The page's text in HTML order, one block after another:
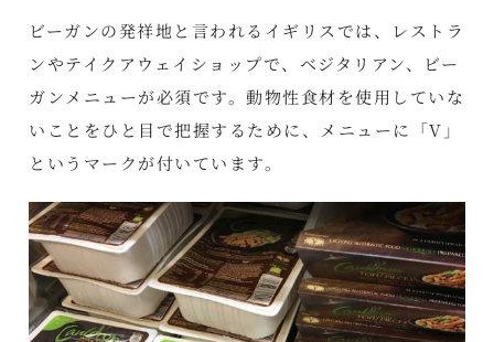
ビーガンの発祥地と言われるイギリスでは、レストラ
ンやテイクアウェイショップで、ベジタリアン、ビー
ガンメニューが必須です。動物性食材を使用していな
いことをひと目で把握するために、メニューに「V」
というマークが付いています。